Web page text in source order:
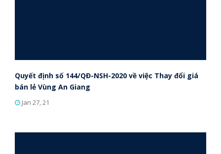
Quyết định số 144/QĐ-NSH-2020 về việc Thay đổi giá
bán lẻ Vùng An Giang
Jan 27, 21